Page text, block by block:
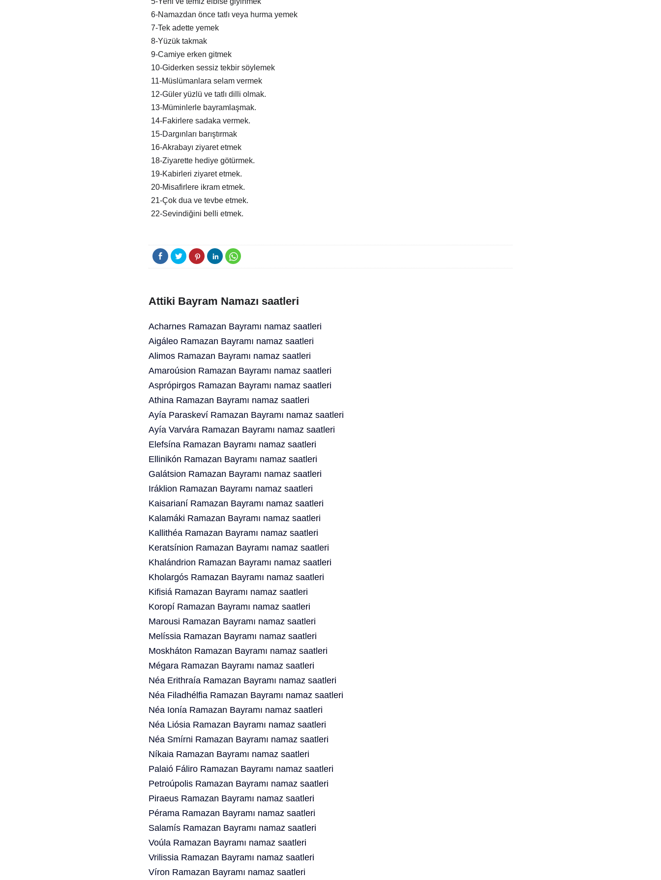
6-Namazdan önce tatlı veya hurma yemek
7-Tek adette yemek
8-Yüzük takmak
9-Camiye erken gitmek
10-Giderken sessiz tekbir söylemek
11-Müslümanlara selam vermek
12-Güler yüzlü ve tatlı dilli olmak.
13-Müminlerle bayramlaşmak.
14-Fakirlere sadaka vermek.
15-Dargınları barıştırmak
16-Akrabayı ziyaret etmek
18-Ziyarette hediye götürmek.
19-Kabirleri ziyaret etmek.
20-Misafirlere ikram etmek.
21-Çok dua ve tevbe etmek.
22-Sevindiğini belli etmek.
Attiki Bayram Namazı saatleri
Acharnes Ramazan Bayramı namaz saatleri
Aigáleo Ramazan Bayramı namaz saatleri
Alimos Ramazan Bayramı namaz saatleri
Amaroúsion Ramazan Bayramı namaz saatleri
Asprópirgos Ramazan Bayramı namaz saatleri
Athina Ramazan Bayramı namaz saatleri
Ayía Paraskeví Ramazan Bayramı namaz saatleri
Ayía Varvára Ramazan Bayramı namaz saatleri
Elefsína Ramazan Bayramı namaz saatleri
Ellinikón Ramazan Bayramı namaz saatleri
Galátsion Ramazan Bayramı namaz saatleri
Iráklion Ramazan Bayramı namaz saatleri
Kaisarianí Ramazan Bayramı namaz saatleri
Kalamáki Ramazan Bayramı namaz saatleri
Kallithéa Ramazan Bayramı namaz saatleri
Keratsínion Ramazan Bayramı namaz saatleri
Khalándrion Ramazan Bayramı namaz saatleri
Kholargós Ramazan Bayramı namaz saatleri
Kifisiá Ramazan Bayramı namaz saatleri
Koropí Ramazan Bayramı namaz saatleri
Marousi Ramazan Bayramı namaz saatleri
Melíssia Ramazan Bayramı namaz saatleri
Moskháton Ramazan Bayramı namaz saatleri
Mégara Ramazan Bayramı namaz saatleri
Néa Erithraía Ramazan Bayramı namaz saatleri
Néa Filadhélfia Ramazan Bayramı namaz saatleri
Néa Ionía Ramazan Bayramı namaz saatleri
Néa Liósia Ramazan Bayramı namaz saatleri
Néa Smírni Ramazan Bayramı namaz saatleri
Níkaia Ramazan Bayramı namaz saatleri
Palaió Fáliro Ramazan Bayramı namaz saatleri
Petroúpolis Ramazan Bayramı namaz saatleri
Piraeus Ramazan Bayramı namaz saatleri
Pérama Ramazan Bayramı namaz saatleri
Salamís Ramazan Bayramı namaz saatleri
Voúla Ramazan Bayramı namaz saatleri
Vrilissia Ramazan Bayramı namaz saatleri
Víron Ramazan Bayramı namaz saatleri